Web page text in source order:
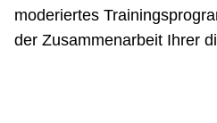
moderiertes
der Zusammenarbeit Ihrer